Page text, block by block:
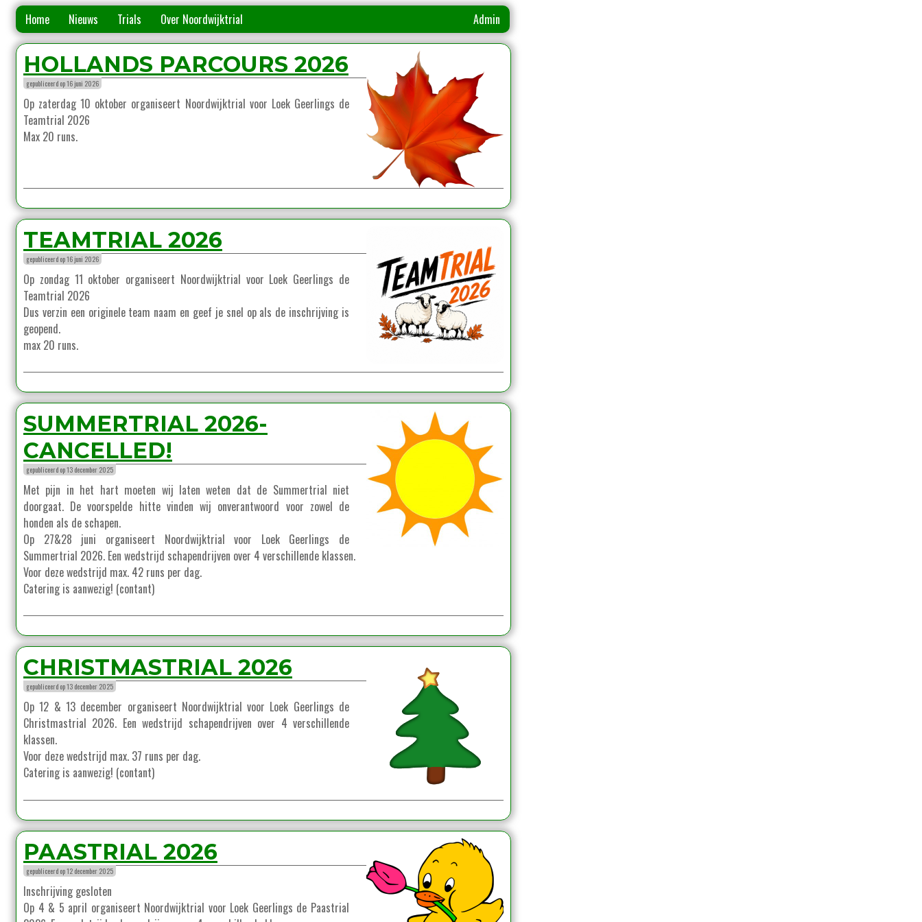
Home Nieuws Trials Admin
Over Noordwijktrial
HOLLANDS PARCOURS 2026
gepubliceerd op 16 juni 2026
Op zaterdag 10 oktober organiseert Noordwijktrial voor Loek Geerlings de
Teamtrial 2026
Max 20 runs.
TEAMTRIAL 2026
gepubliceerd op 16 juni 2026
Op zondag 11 oktober organiseert Noordwijktrial voor Loek Geerlings de
Teamtrial 2026
Dus verzin een originele team naam en geef je snel op als de inschrijving is
geopend.
max 20 runs.
SUMMERTRIAL 2026-
CANCELLED!
gepubliceerd op 13 december 2025
Met pijn in het hart moeten wij laten weten dat de Summertrial niet
doorgaat. De voorspelde hitte vinden wij onverantwoord voor zowel de
honden als de schapen.
Op 27&28 juni organiseert Noordwijktrial voor Loek Geerlings de
Summertrial 2026. Een wedstrijd schapendrijven over 4 verschillende klassen.
Voor deze wedstrijd max. 42 runs per dag.
Catering is aanwezig! (contant)
CHRISTMASTRIAL 2026
gepubliceerd op 13 december 2025
Op 12 & 13 december organiseert Noordwijktrial voor Loek Geerlings de
Christmastrial 2026. Een wedstrijd schapendrijven over 4 verschillende
klassen.
Voor deze wedstrijd max. 37 runs per dag.
Catering is aanwezig! (contant)
PAASTRIAL 2026
gepubliceerd op 12 december 2025
Inschrijving gesloten
Op 4 & 5 april organiseert Noordwijktrial voor Loek Geerlings de Paastrial